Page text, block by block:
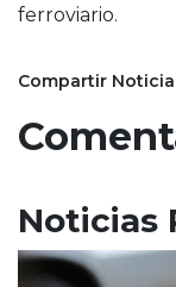
ferroviario.
Compartir Noticia
Noticias